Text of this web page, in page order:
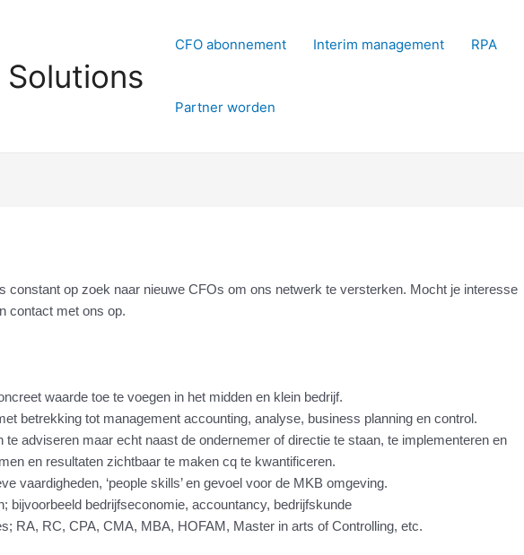
Solutions
CFO abonnement Interim management RPA
Partner worden
constant op zoek naar nieuwe CFOs om ons netwerk te versterken. Mocht je interesse
contact met ons op.
waarde toe te voegen in het midden en klein bedrijf.
betrekking tot management accounting, analyse, business planning en control.
te adviseren maar echt naast de ondernemer of directie te staan, te implementeren en
en resultaten zichtbaar te maken cq te kwantificeren.
vaardigheden, ‘people skills’ en gevoel voor de MKB omgeving.
bijvoorbeeld bedrijfseconomie, accountancy, bedrijfskunde
RA, RC, CPA, CMA, MBA, HOFAM, Master in arts of Controlling, etc.